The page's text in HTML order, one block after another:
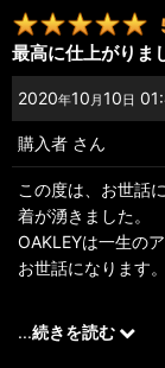
最高に仕上がりま
2020年10 月 10日
購入者 さん
この度は、お世話
着が湧きました。
OAKLEYは一生の
お世話になります。
とても、素晴らし
色々ありがとうご
...続きを読む